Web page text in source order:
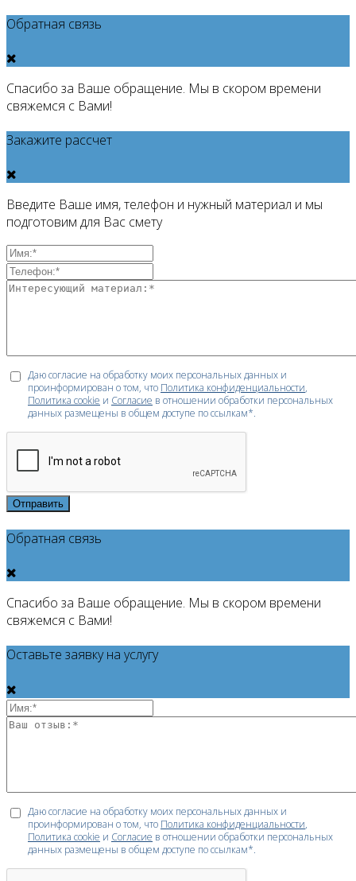
Обратная связь
Спасибо за Ваше обращение. Мы в скором времени
свяжемся с Вами!
Закажите рассчет
Введите Ваше имя, телефон и нужный материал и мы
подготовим для Вас смету
Даю согласие на обработку моих персональных данных и
проинформирован о том, что Политика конфиденциальности,
Политика cookie и Согласие в отношении обработки персональных
данных размещены в общем доступе по ссылкам*.
Отправить
Обратная связь
Спасибо за Ваше обращение. Мы в скором времени
свяжемся с Вами!
Оставьте заявку на услугу
Даю согласие на обработку моих персональных данных и
проинформирован о том, что Политика конфиденциальности,
Политика cookie и Согласие в отношении обработки персональных
данных размещены в общем доступе по ссылкам*.